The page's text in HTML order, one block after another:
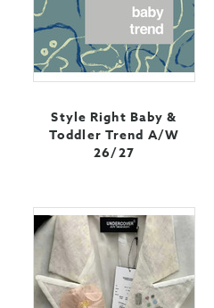
Style Right Baby &
Toddler Trend A/W
26/27